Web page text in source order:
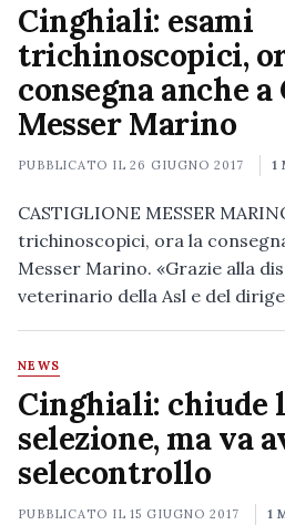
Cinghiali: esami
trichinoscopici,
consegna anche
Messer Marino
PUBBLICATO IL26 GIUGNO 2017 1
CASTIGLIONE MESSER
trichinoscopici, ora la
Messer Marino. «Grazie alla
veterinario della Asl e del
NEWS
Cinghiali: chiude
selezione, ma va
selecontrollo
PUBBLICATO IL15 GIUGNO 2017 1